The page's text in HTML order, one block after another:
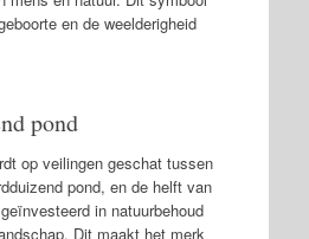
en de weelderigheid
pond
op veilingen geschat tussen
pond, en de helft van
in natuurbehoud
Dit maakt het merk